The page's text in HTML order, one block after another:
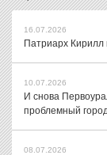
16.07.2026
Патриарх Кирилл
10.07.2026
И снова
проблемный
08.07.2026